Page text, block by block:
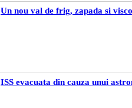
Un nou val de frig, zapada si
ISS evacuata din cauza unui